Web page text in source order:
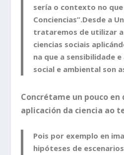
sería o contexto no
Conciencias”.Desde a
trataremos de utilizar
ciencias sociais
na que a sensibilidade
social e ambiental son
Concrétame un pouco en
aplicación da ciencia ao
Pois por exemplo en
hipóteses de